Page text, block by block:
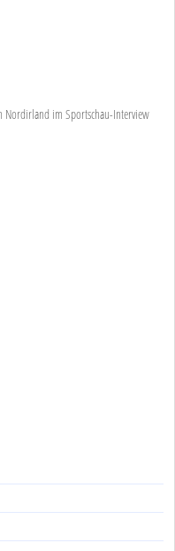
Nordirland im Sportschau-Interview